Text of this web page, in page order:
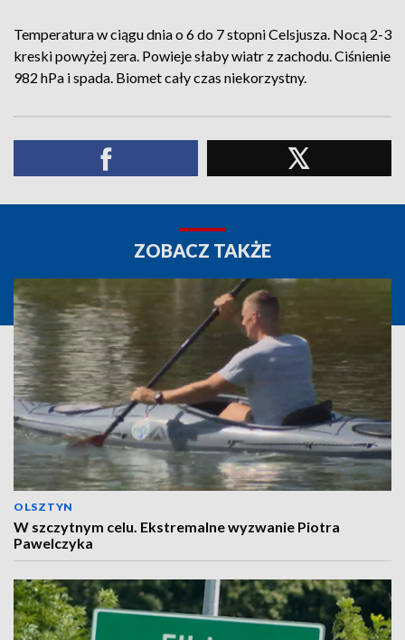
Temperatura w ciągu dnia o 6 do 7 stopni Celsjusza. Nocą 2-3
kreski powyżej zera. Powieje słaby wiatr z zachodu. Ciśnienie
982 hPa i spada. Biomet cały czas niekorzystny.
ZOBACZ TAKŻE
OLSZTYN
W szczytnym celu. Ekstremalne wyzwanie Piotra
Pawelczyka